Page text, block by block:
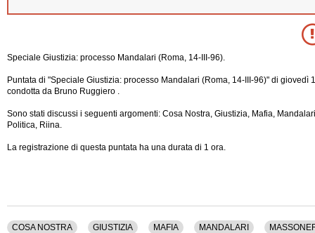
Speciale Giustizia: processo Mandalari (Roma, 14-III-96).
Puntata di "Speciale Giustizia: processo Mandalari (Roma, 14-III-96)" di giovedì
condotta da Bruno Ruggiero .
Sono stati discussi i seguenti argomenti: Cosa Nostra, Giustizia, Mafia,
Politica, Riina.
La registrazione di questa puntata ha una durata di 1 ora.
COSA NOSTRA GIUSTIZIA MAFIA MANDALARI